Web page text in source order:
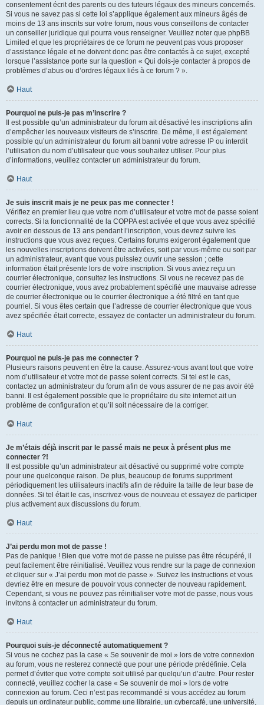
consentement écrit des parents ou des tuteurs légaux des mineurs concernés.
Si vous ne savez pas si cette loi s’applique également aux mineurs âgés de
moins de 13 ans inscrits sur votre forum, nous vous conseillons de contacter
un conseiller juridique qui pourra vous renseigner. Veuillez noter que phpBB
Limited et que les propriétaires de ce forum ne peuvent pas vous proposer
d’assistance légale et ne doivent donc pas être contactés à ce sujet, excepté
lorsque l’assistance porte sur la question « Qui dois-je contacter à propos de
problèmes d’abus ou d’ordres légaux liés à ce forum ? ».
Haut
Pourquoi ne puis-je pas m’inscrire ?
Il est possible qu’un administrateur du forum ait désactivé les inscriptions afin
d’empêcher les nouveaux visiteurs de s’inscrire. De même, il est également
possible qu’un administrateur du forum ait banni votre adresse IP ou interdit
l’utilisation du nom d’utilisateur que vous souhaitez utiliser. Pour plus
d’informations, veuillez contacter un administrateur du forum.
Haut
Je suis inscrit mais je ne peux pas me connecter !
Vérifiez en premier lieu que votre nom d’utilisateur et votre mot de passe soient
corrects. Si la fonctionnalité de la COPPA est activée et que vous avez spécifié
avoir en dessous de 13 ans pendant l’inscription, vous devrez suivre les
instructions que vous avez reçues. Certains forums exigeront également que
les nouvelles inscriptions doivent être activées, soit par vous-même ou soit par
un administrateur, avant que vous puissiez ouvrir une session ; cette
information était présente lors de votre inscription. Si vous aviez reçu un
courrier électronique, consultez les instructions. Si vous ne recevez pas de
courrier électronique, vous avez probablement spécifié une mauvaise adresse
de courrier électronique ou le courrier électronique a été filtré en tant que
pourriel. Si vous êtes certain que l’adresse de courrier électronique que vous
avez spécifiée était correcte, essayez de contacter un administrateur du forum.
Haut
Pourquoi ne puis-je pas me connecter ?
Plusieurs raisons peuvent en être la cause. Assurez-vous avant tout que votre
nom d’utilisateur et votre mot de passe soient corrects. Si tel est le cas,
contactez un administrateur du forum afin de vous assurer de ne pas avoir été
banni. Il est également possible que le propriétaire du site internet ait un
problème de configuration et qu’il soit nécessaire de la corriger.
Haut
Je m’étais déjà inscrit par le passé mais ne peux à présent plus me
connecter ?!
Il est possible qu’un administrateur ait désactivé ou supprimé votre compte
pour une quelconque raison. De plus, beaucoup de forums suppriment
périodiquement les utilisateurs inactifs afin de réduire la taille de leur base de
données. Si tel était le cas, inscrivez-vous de nouveau et essayez de participer
plus activement aux discussions du forum.
Haut
J’ai perdu mon mot de passe !
Pas de panique ! Bien que votre mot de passe ne puisse pas être récupéré, il
peut facilement être réinitialisé. Veuillez vous rendre sur la page de connexion
et cliquer sur « J’ai perdu mon mot de passe ». Suivez les instructions et vous
devriez être en mesure de pouvoir vous connecter de nouveau rapidement.
Cependant, si vous ne pouvez pas réinitialiser votre mot de passe, nous vous
invitons à contacter un administrateur du forum.
Haut
Pourquoi suis-je déconnecté automatiquement ?
Si vous ne cochez pas la case « Se souvenir de moi » lors de votre connexion
au forum, vous ne resterez connecté que pour une période prédéfinie. Cela
permet d’éviter que votre compte soit utilisé par quelqu’un d’autre. Pour rester
connecté, veuillez cocher la case « Se souvenir de moi » lors de votre
connexion au forum. Ceci n’est pas recommandé si vous accédez au forum
depuis un ordinateur public, comme une librairie, un cybercafé, une université,